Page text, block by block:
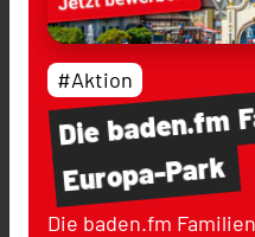
Diebaden.fm
Europa-Park
#Aktion
Die baden.fm